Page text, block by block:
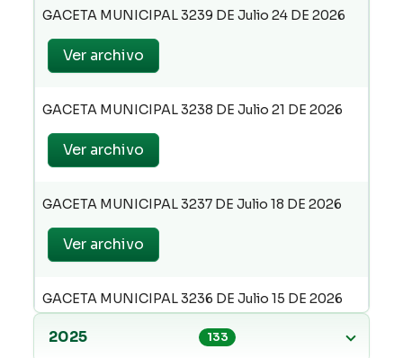
GACETA MUNICIPAL 3239 DE Julio 24 DE 2026
Ver archivo
GACETA MUNICIPAL 3238 DE Julio 21 DE 2026
Ver archivo
GACETA MUNICIPAL 3237 DE Julio 18 DE 2026
Ver archivo
GACETA MUNICIPAL 3236 DE Julio 15 DE 2026
Ver archivo
2025 133